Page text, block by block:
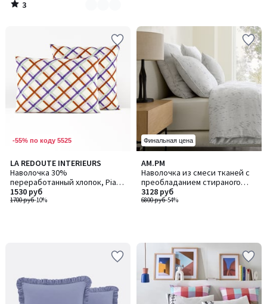
3
/
-55% по коду 5525
LA REDOUTE INTERIEURS
Наволочка 30%
переработанный хлопок, Piaro
/ Пиаро
1700 руб-10%
1530 руб
Финальная цена
AM.PM
Наволочка из смеси тканей с
преобладанием стираного
льна, JOSELIA / ДЖОЗЕЛИЯ
6800 руб-54%
3128 руб